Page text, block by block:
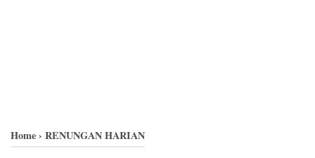
Home› RENUNGAN HARIAN